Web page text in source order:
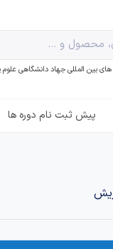
های بین المللی جهاد دانشگاهی
پیش ثبت نام دوره ها